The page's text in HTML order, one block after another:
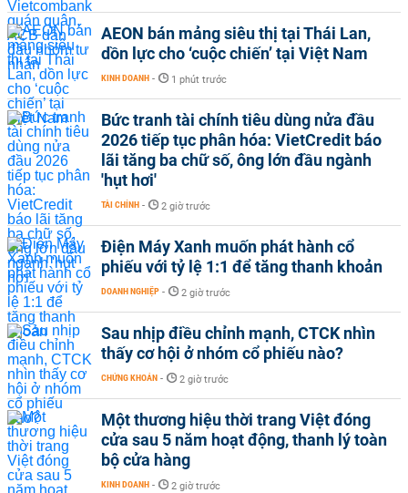
AEON bán mảng siêu thị tại Thái Lan,
dồn lực cho ‘cuộc chiến’ tại Việt Nam
KINH DOANH - 1 phút trước
Bức tranh tài chính tiêu dùng nửa đầu
2026 tiếp tục phân hóa: VietCredit báo
lãi tăng ba chữ số, ông lớn đầu ngành
'hụt hơi'
TÀI CHÍNH - 2 giờ trước
Điện Máy Xanh muốn phát hành cổ
phiếu với tỷ lệ 1:1 để tăng thanh khoản
DOANH NGHIỆP - 2 giờ trước
Sau nhịp điều chỉnh mạnh, CTCK nhìn
thấy cơ hội ở nhóm cổ phiếu nào?
CHỨNG KHOÁN - 2 giờ trước
Một thương hiệu thời trang Việt đóng
cửa sau 5 năm hoạt động, thanh lý toàn
bộ cửa hàng
KINH DOANH - 2 giờ trước